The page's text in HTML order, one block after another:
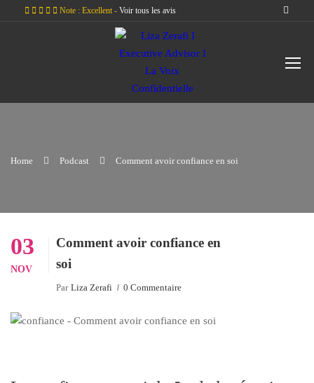
Note : Excellent - Voir tous les avis
Home Podcast Comment avoir confiance en soi
03
NOV
Comment avoir confiance en
soi
Par Liza Zerafi 0 Commentaire